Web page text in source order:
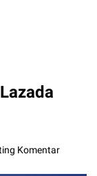
Komentar